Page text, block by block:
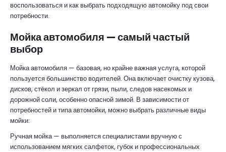
воспользоваться и как выбрать подходящую автомойку под свои
потребности.
Мойка автомобиля — самый частый
выбор
Мойка автомобиля — базовая, но крайне важная услуга, которой
пользуется большинство водителей. Она включает очистку кузова,
дисков, стёкол и зеркал от грязи, пыли, следов насекомых и
дорожной соли, особенно опасной зимой. В зависимости от
потребностей и типа автомойки, можно выбрать различные виды
мойки:
Ручная мойка — выполняется специалистами вручную с
использованием мягких салфеток, губок и профессиональных